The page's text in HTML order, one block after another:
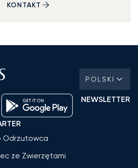
KONTAKT
POLSKI
NEWSLETTER
Odrzutowca
ze Zwierzętami